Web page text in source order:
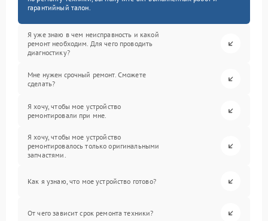
гарантийный талон.
Я уже знаю в чем неисправность и какой
ремонт необходим. Для чего проводить
диагностику?
Мне нужен срочный ремонт. Сможете
сделать?
Я хочу, чтобы мое устройство
ремонтировали при мне.
Я хочу, чтобы мое устройство
ремонтировалось только оригинальными
запчастями.
Как я узнаю, что мое устройство готово?
От чего зависит срок ремонта техники?